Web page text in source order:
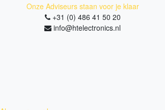
Onze Adviseurs staan voor je klaar
+31 (0) 486 41 50 20
info@htelectronics.nl